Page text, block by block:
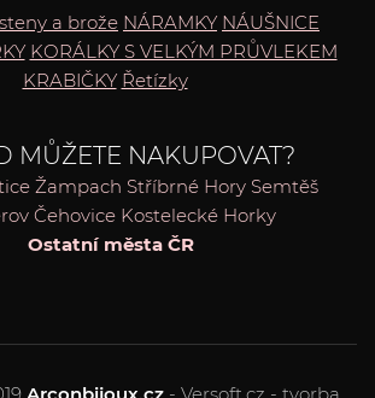
a brože NÁRAMKY NÁUŠNICE
KORÁLKY S VELKÝM PRŮVLEKEM
KRABIČKY Řetízky
MŮŽETE NAKUPOVAT?
Žampach Stříbrné Hory Semtěš
Čehovice Kostelecké Horky
Ostatní města ČR